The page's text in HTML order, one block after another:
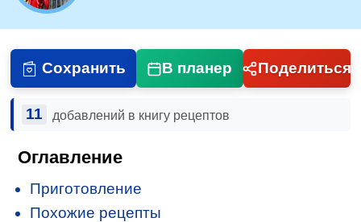
Сохранить В планер Поделиться
11 добавлений в книгу рецептов
Оглавление
Приготовление
Похожие рецепты